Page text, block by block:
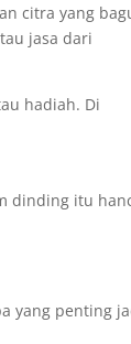
citra yang
jasa dari
hadiah. Di
dinding itu
yang penting